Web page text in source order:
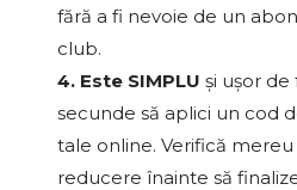
fără a fi nevoie de un
club.
4. Este SIMPLU și ușor de
secunde să aplici un cod
tale online. Verifică
reducere înainte să